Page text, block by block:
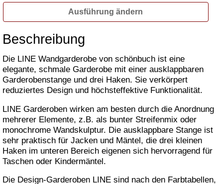
Ausführung ändern
Beschreibung
Die LINE Wandgarderobe von schönbuch ist eine
elegante, schmale Garderobe mit einer ausklappbaren
Garderobenstange und drei Haken. Sie verkörpert
reduziertes Design und höchsteffektive Funktionalität.
LINE Garderoben wirken am besten durch die Anordnung
mehrerer Elemente, z.B. als bunter Streifenmix oder
monochrome Wandskulptur. Die ausklappbare Stange ist
sehr praktisch für Jacken und Mäntel, die drei kleinen
Haken im unteren Bereich eigenen sich hervorragend für
Taschen oder Kindermäntel.
Die Design-Garderoben LINE sind nach den Farbtabellen,